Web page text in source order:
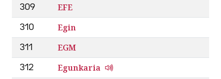
309 EFE
310 Egin
311 EGM
312 Egunkaria